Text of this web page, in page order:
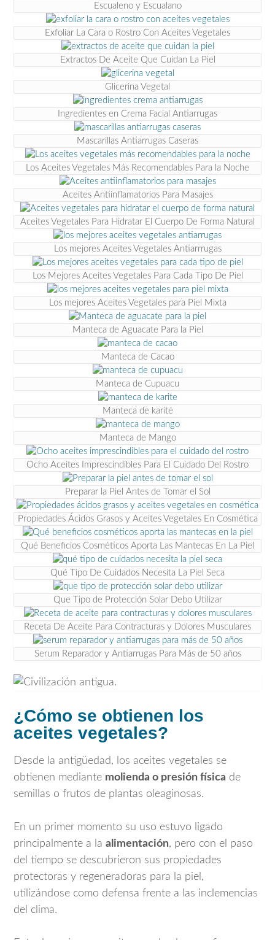
Escualeno y Escualano
Exfoliar La Cara o Rostro Con Aceites Vegetales
Extractos De Aceite Que Cuidan La Piel
Glicerina Vegetal
Ingredientes en Crema Facial Antiarrugas
Mascarillas Antiarrugas Caseras
Los Aceites Vegetales Más Recomendables Para la Noche
Aceites Antiinflamatorios Para Masajes
Aceites Vegetales Para Hidratar El Cuerpo De Forma Natural
Los mejores Aceites Vegetales Antiarrrugas
Los Mejores Aceites Vegetales Para Cada Tipo De Piel
Los mejores Aceites Vegetales para Piel Mixta
Manteca de Aguacate Para la Piel
Manteca de Cacao
Manteca de Cupuacu
Manteca de karité
Manteca de Mango
Ocho Aceites Imprescindibles Para El Cuidado Del Rostro
Preparar la Piel Antes de Tomar el Sol
Propiedades Ácidos Grasos y Aceites Vegetales En Cosmética
Qué Beneficios Cosméticos Aporta Las Mantecas En La Piel
Qué Tipo De Cuidados Necesita La Piel Seca
Que Tipo de Protección Solar Debo Utilizar
Receta De Aceite Para Contracturas y Dolores Musculares
Serum Reparador y Antiarrugas Para Más de 50 años
¿Cómo se obtienen los
aceites vegetales?
Desde la antigüedad, los aceites vegetales se
obtienen mediante molienda o presión física de
semillas o frutos de plantas oleaginosas.
En un primer momento su uso estuvo ligado
principalmente a la alimentación, pero con el paso
del tiempo se descubrieron sus propiedades
protectoras y regeneradoras para la piel,
utilizándose como defensa frente a las inclemencias
del clima.